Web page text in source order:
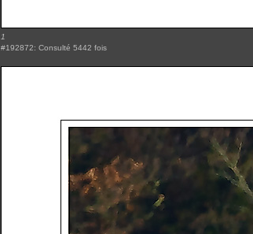
1
#192872: Consulté 5442 fois